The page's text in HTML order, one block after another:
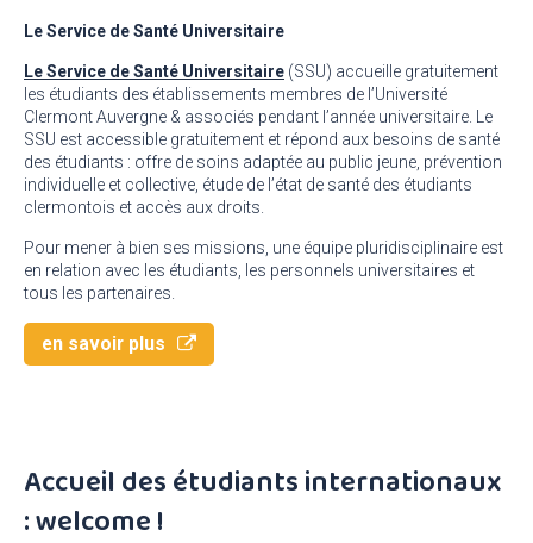
Le Service de Santé Universitaire
Le Service de Santé Universitaire (SSU) accueille gratuitement
les étudiants des établissements membres de l’Université
Clermont Auvergne & associés pendant l’année universitaire. Le
SSU est accessible gratuitement et répond aux besoins de santé
des étudiants : offre de soins adaptée au public jeune, prévention
individuelle et collective, étude de l’état de santé des étudiants
clermontois et accès aux droits.
Pour mener à bien ses missions, une équipe pluridisciplinaire est
en relation avec les étudiants, les personnels universitaires et
tous les partenaires.
en savoir plus
Accueil des étudiants internationaux
: welcome !